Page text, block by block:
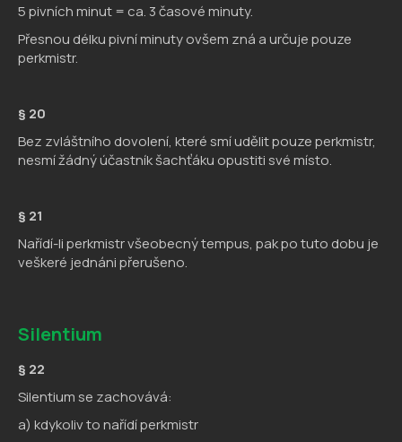
5 pivních minut = ca. 3 časové minuty.
Přesnou délku pivní minuty ovšem zná a určuje pouze
perkmistr.
§ 20
Bez zvláštního dovolení, které smí udělit pouze perkmistr,
nesmí žádný účastník šachťáku opustiti své místo.
§ 21
Nařídí-li perkmistr všeobecný tempus, pak po tuto dobu je
veškeré jednáni přerušeno.
Silentium
§ 22
Silentium se zachovává:
a) kdykoliv to nařídí perkmistr